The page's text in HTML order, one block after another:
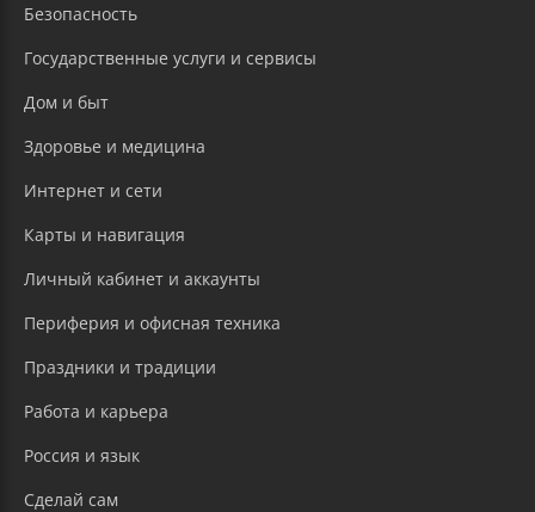
Безопасность
Государственные услуги и сервисы
Дом и быт
Здоровье и медицина
Интернет и сети
Карты и навигация
Личный кабинет и аккаунты
Периферия и офисная техника
Праздники и традиции
Работа и карьера
Россия и язык
Сделай сам